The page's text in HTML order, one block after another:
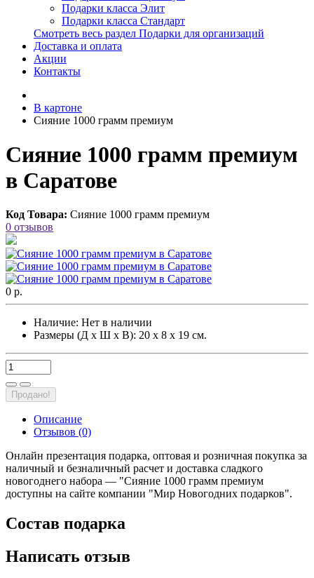
Подарки класса Элит
Подарки класса Стандарт
Смотреть весь раздел Подарки для организаций
Доставка и оплата
Акции
Контакты
В картоне
Сияние 1000 грамм премиум
Сияние 1000 грамм премиум
в Саратове
Код Товара: Сияние 1000 грамм премиум
0 отзывов
0 р.
Наличие: Нет в наличии
Размеры (Д х Ш х В): 20 х 8 х 19 см.
Продано!
Описание
Отзывов (0)
Онлайн презентация подарка, оптовая и розничная покупка за
наличный и безналичный расчет и доставка сладкого
новогоднего набора — "Сияние 1000 грамм премиум
доступны на сайте компании "Мир Новогодних подарков".
Состав подарка
Написать отзыв